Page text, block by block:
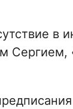
в
Сергием,